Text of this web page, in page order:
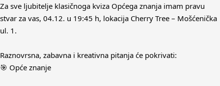
Za sve ljubitelje klasičnoga kviza Općega znanja imam pravu
stvar za vas, 04.12. u 19:45 h, lokacija Cherry Tree – Mošćenička
ul. 1.
Raznovrsna, zabavna i kreativna pitanja će pokrivati:
🎯 Opće znanje